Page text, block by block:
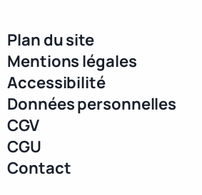
Plan du site
Mentions légales
Accessibilité
Données personnelles
CGV
CGU
Contact